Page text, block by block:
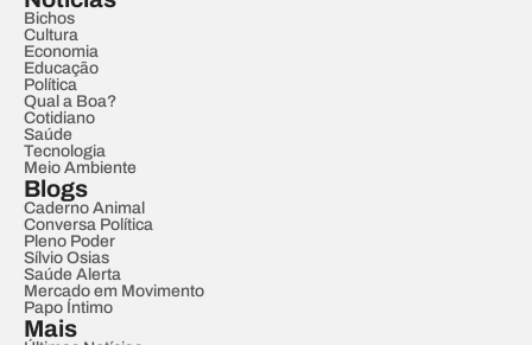
Bichos
Cultura
Economia
Educação
Política
Qual a Boa?
Cotidiano
Saúde
Tecnologia
Meio Ambiente
Blogs
Caderno Animal
Conversa Política
Pleno Poder
Sílvio Osias
Saúde Alerta
Mercado em Movimento
Papo Íntimo
Mais